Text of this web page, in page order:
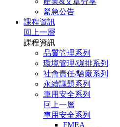
緊急公告
課程資訊
回上一層
課程資訊
品質管理系列
環境管理/碳排系列
社會責任/驗廠系列
永續議題系列
車用安全系列
回上一層
車用安全系列
FMEA